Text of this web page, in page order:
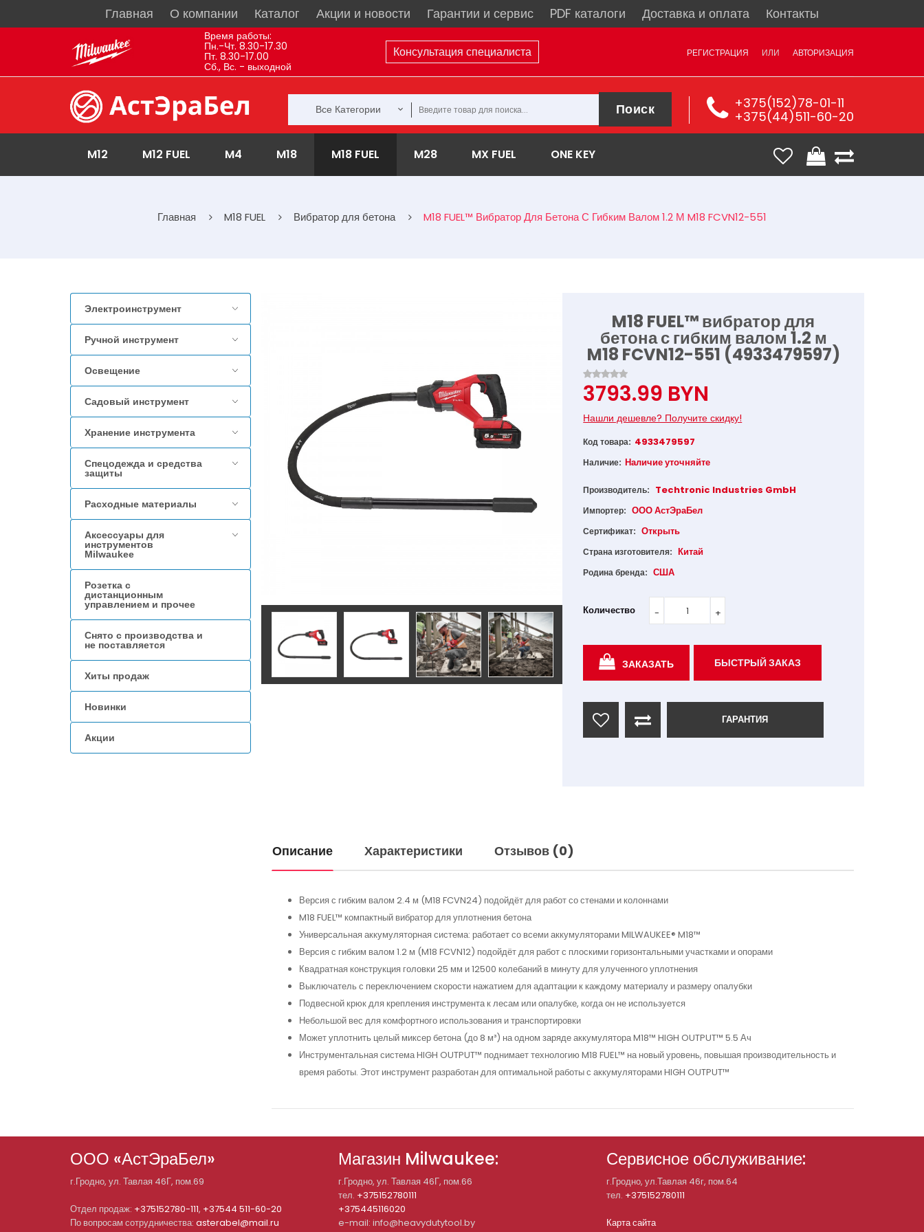
Главная О компании Каталог Акции и новости Гарантии и сервис PDF каталоги Доставка и оплата Контакты
Время работы:
Пн.-Чт. 8.30-17.30
Пт. 8.30-17.00
Сб., Вс. - выходной
Консультация специалиста РЕГИСТРАЦИЯ ИЛИ АВТОРИЗАЦИЯ
+375(152)78-01-11
+375(44)511-60-20
Все Категории Поиск
M12 M12 FUEL M4 M18 M18 FUEL M28 MX FUEL ONE KEY
Главная M18 FUEL Вибратор для бетона M18 FUEL™ Вибратор Для Бетона С Гибким Валом 1.2 М M18 FCVN12-551
Электроинструмент
Ручной инструмент
Освещение
Садовый инструмент
Хранение инструмента
Спецодежда и средства
защиты
Расходные материалы
Аксессуары для
инструментов
Milwaukee
Розетка с
дистанционным
управлением и прочее
Снято с производства и
не поставляется
Хиты продаж
Новинки
Акции
M18 FUEL™ вибратор для
бетона с гибким валом 1.2 м
M18 FCVN12-551 (4933479597)
3793.99 BYN
Нашли дешевле? Получите скидку!
Код товара: 4933479597
Наличие: Наличие уточняйте
Производитель: Techtronic Industries GmbH
Импортер: ООО АстЭраБел
Сертификат: Открыть
Страна изготовителя: Китай
Родина бренда: США
Количество
ЗАКАЗАТЬ БЫСТРЫЙ ЗАКАЗ
ГАРАНТИЯ
Описание Характеристики Отзывов (0)
Версия с гибким валом 2.4 м (M18 FCVN24) подойдёт для работ со стенами и колоннами
M18 FUEL™ компактный вибратор для уплотнения бетона
Универсальная аккумуляторная система: работает со всеми аккумуляторами MILWAUKEE® M18™
Версия с гибким валом 1.2 м (M18 FCVN12) подойдёт для работ с плоскими горизонтальными участками и опорами
Квадратная конструкция головки 25 мм и 12500 колебаний в минуту для улученного уплотнения
Выключатель с переключением скорости нажатием для адаптации к каждому материалу и размеру опалубки
Подвесной крюк для крепления инструмента к лесам или опалубке, когда он не используется
Небольшой вес для комфортного использования и транспортировки
Может уплотнить целый миксер бетона (до 8 м³) на одном заряде аккумулятора M18™ HIGH OUTPUT™ 5.5 Ач
Инструментальная система HIGH OUTPUT™ поднимает технологию M18 FUEL™ на новый уровень, повышая производительность и
время работы. Этот инструмент разработан для оптимальной работы с аккумуляторами HIGH OUTPUT™
ООО «АстЭраБел»
г.Гродно, ул. Тавлая 46Г, пом.69
Отдел продаж: +375152780-111, +37544 511-60-20
По вопросам сотрудничества: asterabel@mail.ru
Магазин Milwaukee:
г.Гродно, ул. Тавлая 46Г, пом.66
тел. +375152780111
+375445116020
e-mail: info@heavydutytool.by
Сервисное обслуживание:
г.Гродно, ул.Тавлая 46г, пом.64
тел. +375152780111
Карта сайта